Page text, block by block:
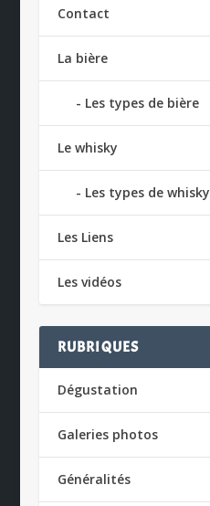
Contact
La bière
Les types de bière
Le whisky
Les types de whisky
Les Liens
Les vidéos
RUBRIQUES
Dégustation
Galeries photos
Généralités